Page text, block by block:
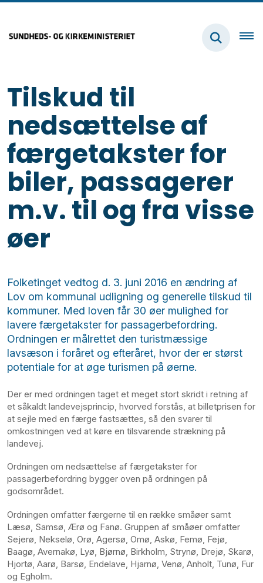
Tilskud til
nedsættelse af
færgetakster for
biler, passagerer
m.v. til og fra visse
øer
Folketinget vedtog d. 3. juni 2016 en ændring af
Lov om kommunal udligning og generelle tilskud til
kommuner. Med loven får 30 øer mulighed for
lavere færgetakster for passagerbefordring.
Ordningen er målrettet den turistmæssige
lavsæson i foråret og efteråret, hvor der er størst
potentiale for at øge turismen på øerne.
Der er med ordningen taget et meget stort skridt i retning af
et såkaldt landevejsprincip, hvorved forstås, at billetprisen for
at sejle med en færge fastsættes, så den svarer til
omkostningen ved at køre en tilsvarende strækning på
landevej.
Ordningen om nedsættelse af færgetakster for
passagerbefordring bygger oven på ordningen på
godsområdet.
Ordningen omfatter færgerne til en række småøer samt
Læsø, Samsø, Ærø og Fanø. Gruppen af småøer omfatter
Sejerø, Nekselø, Orø, Agersø, Omø, Askø, Femø, Fejø,
Baagø, Avernakø, Lyø, Bjørnø, Birkholm, Strynø, Drejø, Skarø,
Hjortø, Aarø, Barsø, Endelave, Hjarnø, Venø, Anholt, Tunø, Fur
og Egholm.